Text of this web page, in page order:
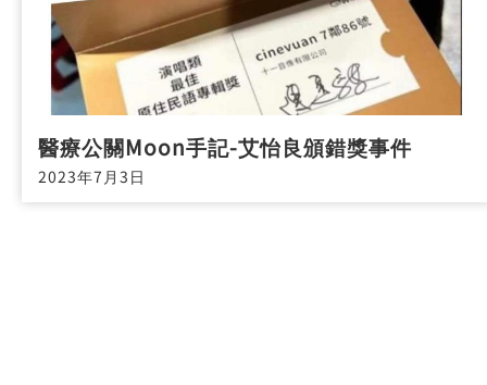
醫療公關Moon手記-艾怡良頒錯獎事件
2023年7月3日